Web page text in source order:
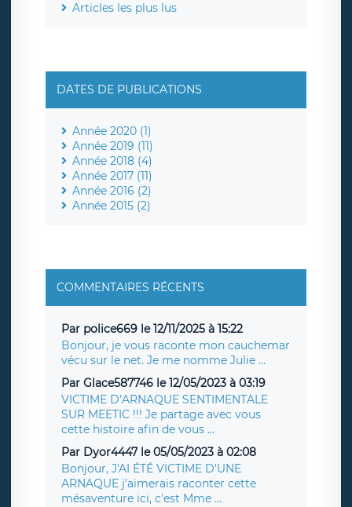
Articles les plus lus
DATES DE PUBLICATIONS
Année 2020 (1)
Année 2019 (11)
Année 2018 (4)
Année 2017 (11)
Année 2016 (2)
Année 2015 (2)
COMMENTAIRES RÉCENTS
Par police669 le 12/11/2025 à 15:22
Bonjour, je vous raconte mon cauchemar
vécu sur le net. Je me nomme Julie ...
Par Glace587746 le 12/05/2023 à 03:19
VICTIME D’ARNAQUE SENTIMENTALE
SUR MEETIC !!! Je partage avec vous
cette histoire afin de vous ...
Par Dyor4447 le 05/05/2023 à 02:08
Bonjour, J'AI ÉTÉ VICTIME D'UNE
ARNAQUE j’aimerais raconter cette
mésaventure ici, c'est Mme ...